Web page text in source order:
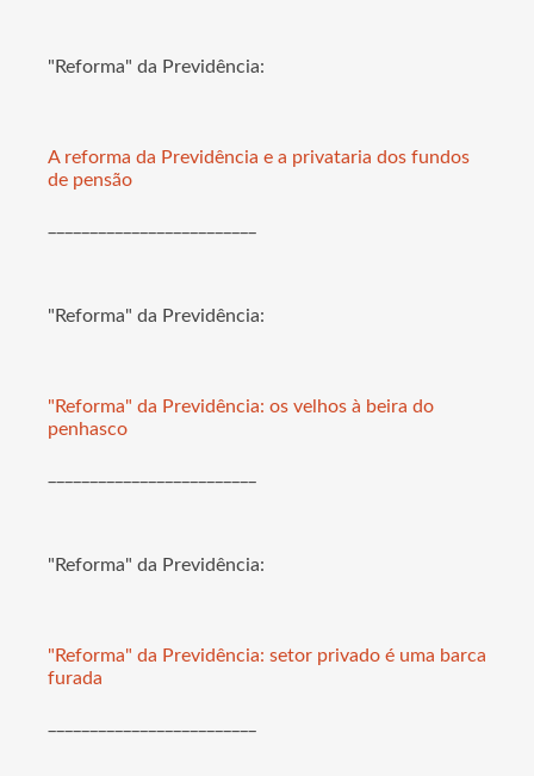
"Reforma" da Previdência:
A reforma da Previdência e a privataria dos fundos
de pensão
"Reforma" da Previdência:
"Reforma" da Previdência: os velhos à beira do
penhasco
"Reforma" da Previdência:
"Reforma" da Previdência: setor privado é uma barca
furada